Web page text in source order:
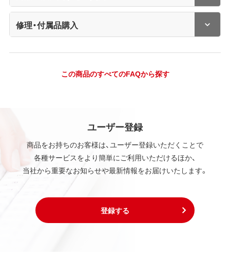
修理・付属品購入
この商品のすべてのFAQから探す
ユーザー登録
商品をお持ちのお客様は、ユーザー登録いただくことで
各種サービスをより簡単にご利用いただけるほか、
当社から重要なお知らせや最新情報をお届けいたします。
登録する